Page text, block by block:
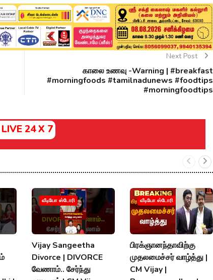
Next Post
காலை உணவு -Warning | #breakfast
#morningfoods #tamilnadunews #foodtips
#morningfoodtips
LIVE 24 X 7
வீடியோ ஸ்டோரி
Vijay Sangeetha
Divorce | DIVORCE
வேணாம்.. சேர்ந்து
வீடியோ ஸ்டோரி
பிரக்ஞானந்தாவிற்கு
முதலமைச்சர் வாழ்த்து |
CM Vijay |